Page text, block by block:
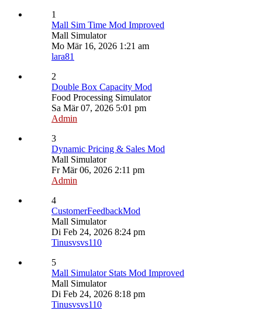
1
Mall Sim Time Mod Improved
Mall Simulator
Mo Mär 16, 2026 1:21 am
lara81
2
Double Box Capacity Mod
Food Processing Simulator
Sa Mär 07, 2026 5:01 pm
Admin
3
Dynamic Pricing & Sales Mod
Mall Simulator
Fr Mär 06, 2026 2:11 pm
Admin
4
CustomerFeedbackMod
Mall Simulator
Di Feb 24, 2026 8:24 pm
Tinusvsvs110
5
Mall Simulator Stats Mod Improved
Mall Simulator
Di Feb 24, 2026 8:18 pm
Tinusvsvs110